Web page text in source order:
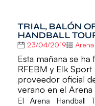
TRIAL, BALÓN
HANDBALL
23/04/2019
Esta mañana se
RFEBM y Elk
proveedor oficial
verano en el Arena
ElArena Handball